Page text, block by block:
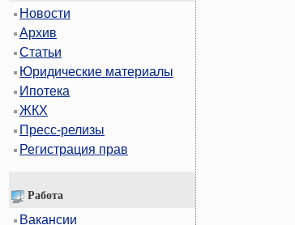
Новости
Архив
Статьи
Юридические материалы
Ипотека
ЖКХ
Пресс-релизы
Регистрация прав
Работа
Вакансии